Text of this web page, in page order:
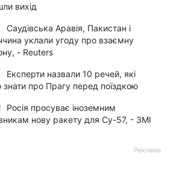
вихід
Саудівська Аравія, Пакистан і
уклали угоду про взаємну
- Reuters
Експерти назвали 10 речей, які
знати про Прагу перед поїздкою
Росія просуває іноземним
нову ракету для Су-57, - ЗМІ
Реклама